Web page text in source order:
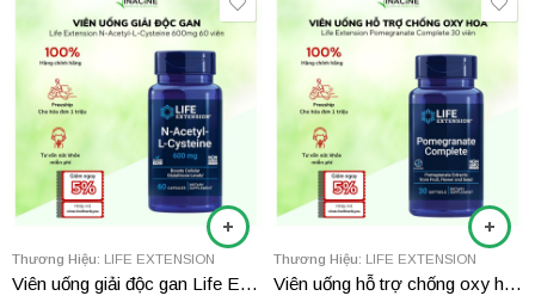
Thương Hiệu: LIFE EXTENSION
Viên uống giải độc gan Life Extension N-Acetyl-L-Cysteine 600mg 60 viên
Thương Hiệu: LIFE EXTENSION
Viên uống hỗ trợ chống oxy hoá Life Extension Pomegranate Complete 30 viên